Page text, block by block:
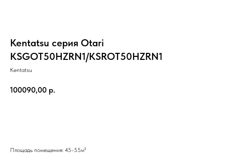
Kentatsu серия Otari
KSGOT50HZRN1/KSROT50HZRN1
Kentatsu
100090,00 р.
Площадь помещения: 45-55м²